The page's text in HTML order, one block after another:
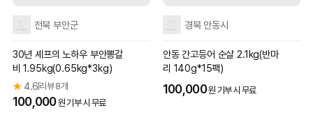
전북 부안군
30년 셰프의 노하우 부안뽕갈
비 1.95kg(0.65kg*3kg)
★4.6 리뷰 8개
100,000원 기부 시 무료
경북 안동시
안동 간고등어 순살 2.1kg(반마
리 140g*15팩)
100,000원 기부 시 무료